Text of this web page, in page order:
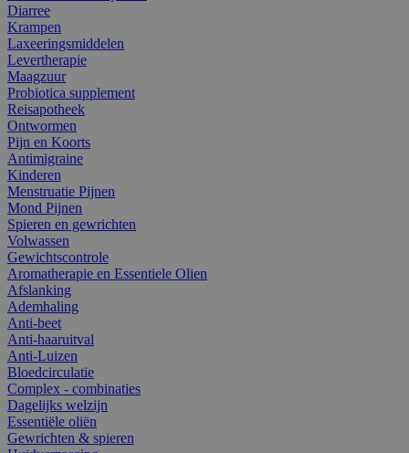
Diarree
Krampen
Laxeeringsmiddelen
Levertherapie
Maagzuur
Probiotica supplement
Reisapotheek
Ontwormen
Pijn en Koorts
Antimigraine
Kinderen
Menstruatie Pijnen
Mond Pijnen
Spieren en gewrichten
Volwassen
Gewichtscontrole
Aromatherapie en Essentiele Olien
Afslanking
Ademhaling
Anti-beet
Anti-haaruitval
Anti-Luizen
Bloedcirculatie
Complex - combinaties
Dagelijks welzijn
Essentiële oliën
Gewrichten & spieren